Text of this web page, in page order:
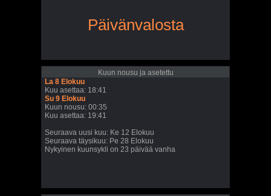
Päivänvalosta
Kuun nousu ja asetettu
La 8 Elokuu
Kuu asettaa: 18:41
Su 9 Elokuu
Kuun nousu: 00:35
Kuu asettaa: 19:41
Seuraava uusi kuu: Ke 12 Elokuu
Seuraava täysikuu: Pe 28 Elokuu
Nykyinen kuunsykli on 23 päivää vanha